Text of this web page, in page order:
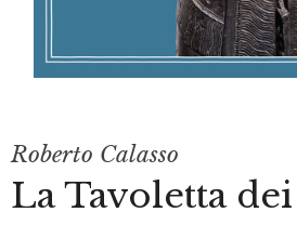
Roberto Calasso
La Tavoletta